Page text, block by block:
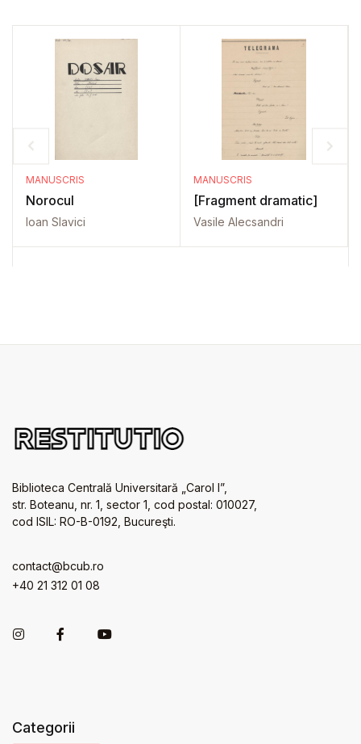
MANUSCRIS
Norocul
Ioan Slavici
MANUSCRIS
[Fragment dramatic]
Vasile Alecsandri
Biblioteca Centrală Universitară „Carol I”,
str. Boteanu, nr. 1, sector 1, cod postal: 010027,
cod ISIL: RO-B-0192, Bucureşti.
contact@bcub.ro
+40 21 312 01 08
Categorii